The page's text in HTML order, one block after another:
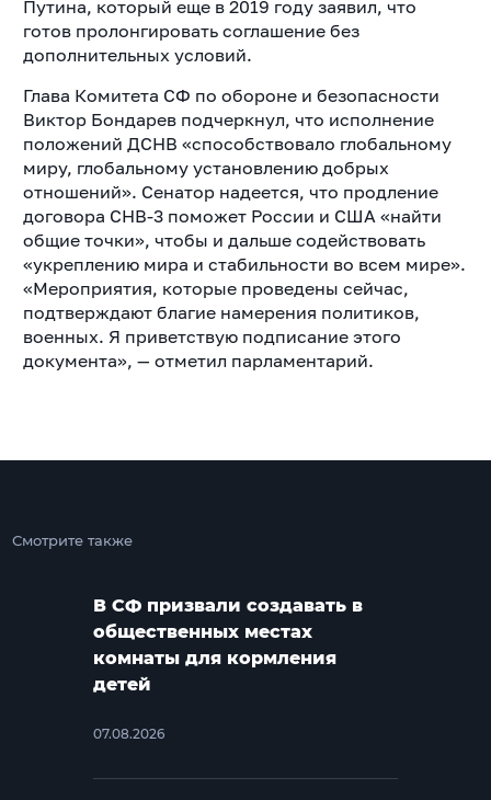
Путина, который еще в 2019 году заявил, что
готов пролонгировать соглашение без
дополнительных условий.
Глава Комитета СФ по обороне и безопасности
Виктор Бондарев подчеркнул, что исполнение
положений ДСНВ «способствовало глобальному
миру, глобальному установлению добрых
отношений». Сенатор надеется, что продление
договора СНВ-3 поможет России и США «найти
общие точки», чтобы и дальше содействовать
«укреплению мира и стабильности во всем мире».
«Мероприятия, которые проведены сейчас,
подтверждают благие намерения политиков,
военных. Я приветствую подписание этого
документа», — отметил парламентарий.
Смотрите также
В СФ призвали создавать в
общественных местах
комнаты для кормления
детей
07.08.2026